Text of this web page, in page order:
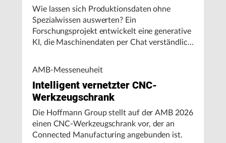
Wie lassen sich Produktionsdaten ohne
Spezialwissen auswerten? Ein
Forschungsprojekt entwickelt eine generative
KI, die Maschinendaten per Chat verständlich
AMB-Messeneuheit
Intelligent vernetzter CNC-
Werkzeugschrank
Die Hoffmann Group stellt auf der AMB 2026
einen CNC-Werkzeugschrank vor, der an
Connected Manufacturing angebunden ist.